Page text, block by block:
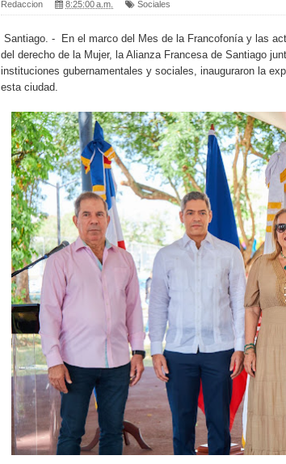
Redaccion 8:25:00 a.m. Sociales
Santiago. - En el marco del Mes de la Francofonía y las
del derecho de la Mujer, la Alianza Francesa de Santiago
instituciones gubernamentales y sociales, inauguraron la
esta ciudad.